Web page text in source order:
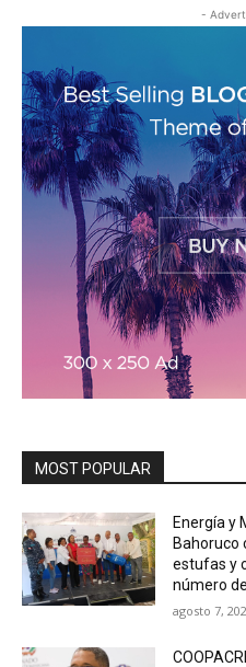
-
MOST POPULAR
Energía y
Bahoruco
estufas y
número
agosto 7,